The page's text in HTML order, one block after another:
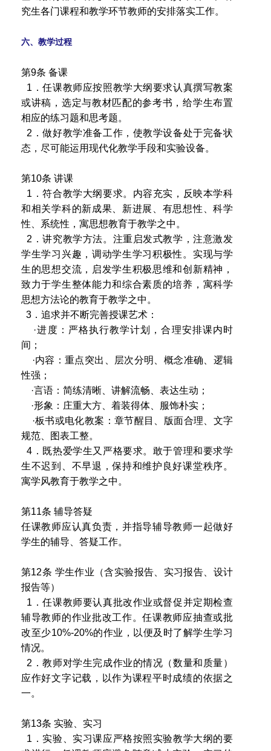
究生各门课程和教学环节教师的安排落实工作。
六、教学过程
第9条 备课
1．任课教师应按照教学大纲要求认真撰写教案
或讲稿，选定与教材匹配的参考书，给学生布置
相应的练习题和思考题。
2．做好教学准备工作，使教学设备处于完备状
态，尽可能运用现代化教学手段和实验设备。
第10条 讲课
1．符合教学大纲要求。内容充实，反映本学科
和相关学科的新成果、新进展、有思想性、科学
性、系统性，寓思想教育于教学之中。
2．讲究教学方法。注重启发式教学，注意激发
学生学习兴趣，调动学生学习积极性。实现与学
生的思想交流，启发学生积极思维和创新精神，
致力于学生整体能力和综合素质的培养，寓科学
思想方法论的教育于教学之中。
3．追求并不断完善授课艺术：
·进度：严格执行教学计划，合理安排课内时
间；
·内容：重点突出、层次分明、概念准确、逻辑
性强；
·言语：简练清晰、讲解流畅、表达生动；
·形象：庄重大方、着装得体、服饰朴实；
·板书或电化教案：章节醒目、版面合理、文字
规范、图表工整。
4．既热爱学生又严格要求。敢于管理和要求学
生不迟到、不早退，保持和维护良好课堂秩序。
寓学风教育于教学之中。
第11条 辅导答疑
任课教师应认真负责，并指导辅导教师一起做好
学生的辅导、答疑工作。
第12条 学生作业（含实验报告、实习报告、设计
报告等）
1．任课教师要认真批改作业或督促并定期检查
辅导教师的作业批改工作。任课教师应抽查或批
改至少10%-20%的作业，以便及时了解学生学习
情况。
2．教师对学生完成作业的情况（数量和质量）
应作好文字记载，以作为课程平时成绩的依据之
一。
第13条 实验、实习
1．实验、实习课应严格按照实验教学大纲的要